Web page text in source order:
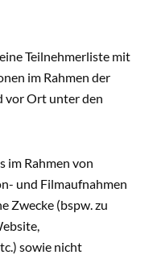
Teilnehmerliste mit
im Rahmen der
vor Ort unter den
im Rahmen von
und Filmaufnahmen
Zwecke (bspw. zu
sowie nicht